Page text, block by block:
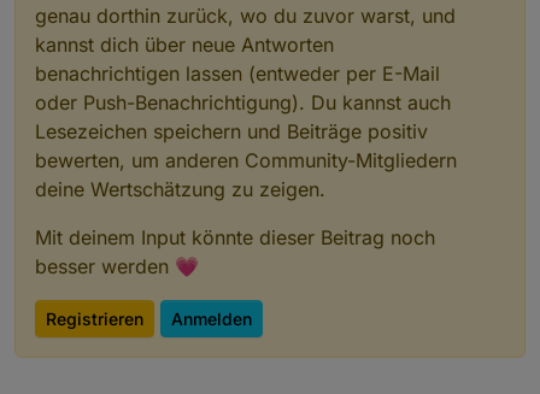
genau dorthin zurück, wo du zuvor warst, und
kannst dich über neue Antworten
benachrichtigen lassen (entweder per E-Mail
oder Push-Benachrichtigung). Du kannst auch
Lesezeichen speichern und Beiträge positiv
bewerten, um anderen Community-Mitgliedern
deine Wertschätzung zu zeigen.
Mit deinem Input könnte dieser Beitrag noch
besser werden 💗
Registrieren Anmelden